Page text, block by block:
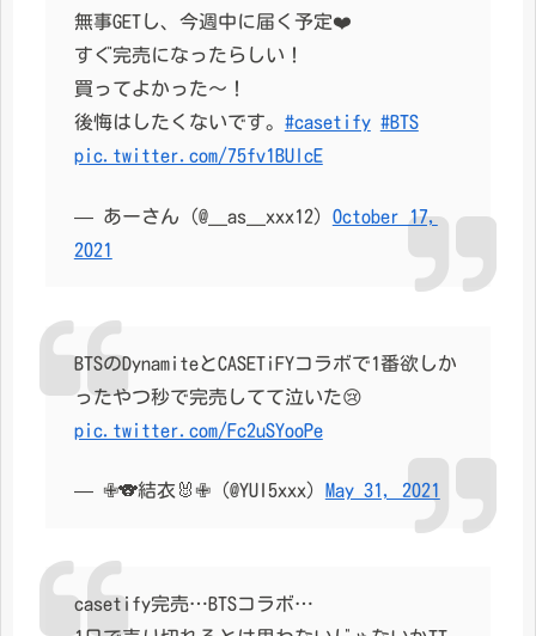
無事GETし、今週中に届く予定❤️
すぐ完売になったらしい！
買ってよかった〜！
後悔はしたくないです。 #casetify #BTS
pic.twitter.com/75fv1BUlcE
— あーさん (@__as__xxx12) October 17,
2021
BTSのDynamiteとCASETiFYコラボで1番欲しか
ったやつ秒で完売してて泣いた😢
pic.twitter.com/Fc2uSYooPe
— ✙🐨結衣🐰✙ (@YUI5xxx) May 31, 2021
casetify完売…BTSコラボ…